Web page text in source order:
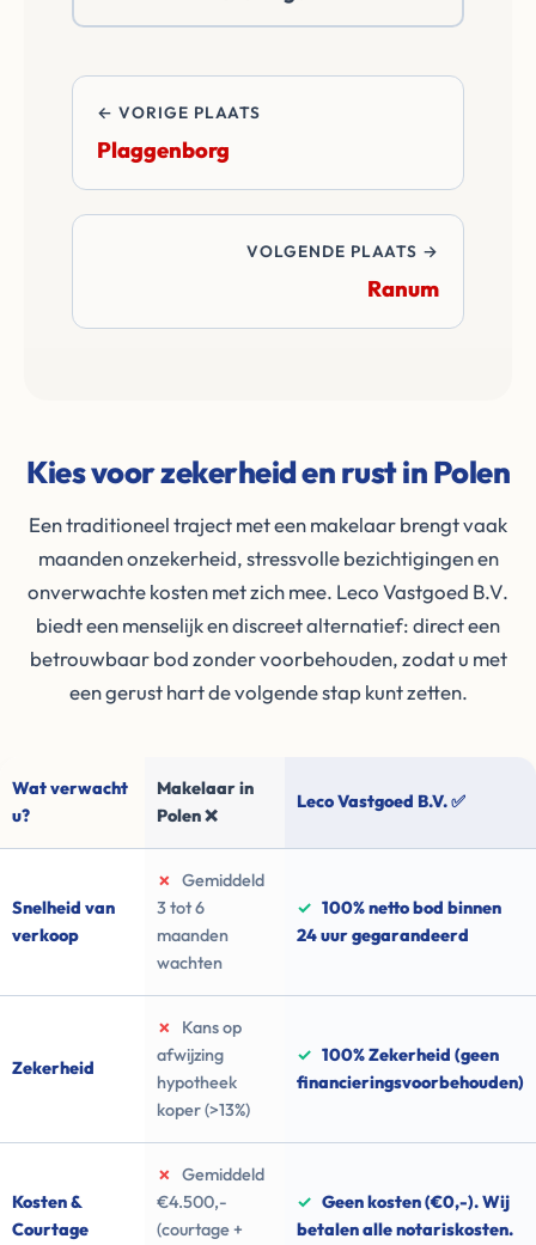
de transactie.
← VORIGE PLAATS
Plaggenborg
VOLGENDE PLAATS →
Ranum
Kies voor zekerheid en rust in Polen
Een traditioneel traject met een makelaar brengt vaak
maanden onzekerheid, stressvolle bezichtigingen en
onverwachte kosten met zich mee. Leco Vastgoed B.V.
biedt een menselijk en discreet alternatief: direct een
betrouwbaar bod zonder voorbehouden, zodat u met
een gerust hart de volgende stap kunt zetten.
Wat verwacht
u?
Makelaar in
Polen ❌
Leco Vastgoed B.V. ✅
Snelheid van
verkoop
✗
Gemiddeld
3 tot 6
maanden
wachten
✓ 100% netto bod binnen
24 uur gegarandeerd
Zekerheid
✗
Kans op
afwijzing
hypotheek
koper (>13%)
✓ 100% Zekerheid (geen
financieringsvoorbehouden)
Kosten &
Courtage
✗
Gemiddeld
€4.500,-
(courtage +
✓ Geen kosten (€0,-). Wij
betalen alle notariskosten.